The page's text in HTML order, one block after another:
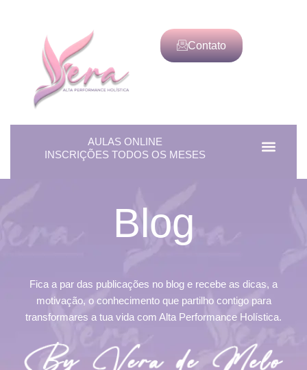
Contato
AULAS ONLINE
INSCRIÇÕES TODOS OS MESES
Blog
Fica a par das publicações no blog e recebe as dicas, a
motivação, o conhecimento que partilho contigo para
transformares a tua vida com Alta Performance Holística.